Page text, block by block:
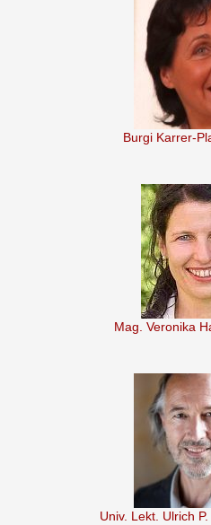
Burgi Karrer-
Mag. Veronika
Univ. Lekt. Ulrich